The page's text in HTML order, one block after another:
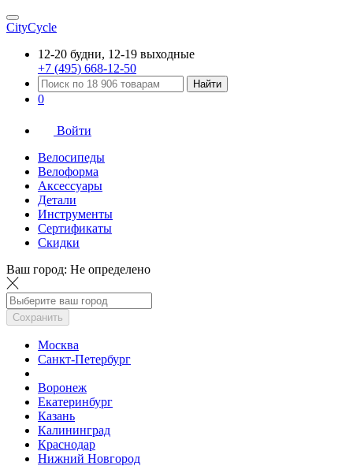
CityCycle
12-20 будни, 12-19 выходные
+7 (495) 668-12-50
Найти
0
Войти
Велосипеды
Велоформа
Аксессуары
Детали
Инструменты
Сертификаты
Скидки
Ваш город: Не определено
Сохранить
Москва
Санкт-Петербург
Воронеж
Екатеринбург
Казань
Калининград
Краснодар
Нижний Новгород